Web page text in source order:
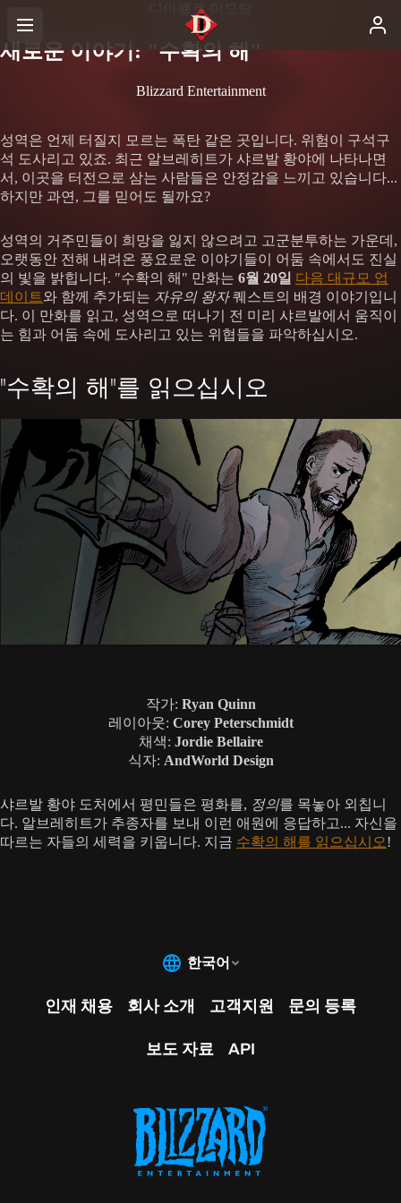
디아블로 이모탈
새로운 이야기: "수확의 해"
Blizzard Entertainment
성역은 언제 터질지 모르는 폭탄 같은 곳입니다. 위험이 구석구
석 도사리고 있죠. 최근 알브레히트가 샤르발 황야에 나타나면
서, 이곳을 터전으로 삼는 사람들은 안정감을 느끼고 있습니다...
하지만 과연, 그를 믿어도 될까요?
성역의 거주민들이 희망을 잃지 않으려고 고군분투하는 가운데,
오랫동안 전해 내려온 풍요로운 이야기들이 어둠 속에서도 진실
의 빛을 밝힙니다. "수확의 해" 만화는 6월 20일 다음 대규모 업
데이트 와 함께 추가되는 자유의 왕자퀘스트의 배경 이야기입니
다. 이 만화를 읽고, 성역으로 떠나기 전 미리 샤르발에서 움직이
는 힘과 어둠 속에 도사리고 있는 위협들을 파악하십시오.
"수확의 해"를 읽으십시오
작가: Ryan Quinn
레이아웃: Corey Peterschmidt
채색: Jordie Bellaire
식자: AndWorld Design
샤르발 황야 도처에서 평민들은 평화를, 정의를 목놓아 외칩니
다. 알브레히트가 추종자를 보내 이런 애원에 응답하고... 자신을
따르는 자들의 세력을 키웁니다. 지금 수확의 해를 읽으십시오!